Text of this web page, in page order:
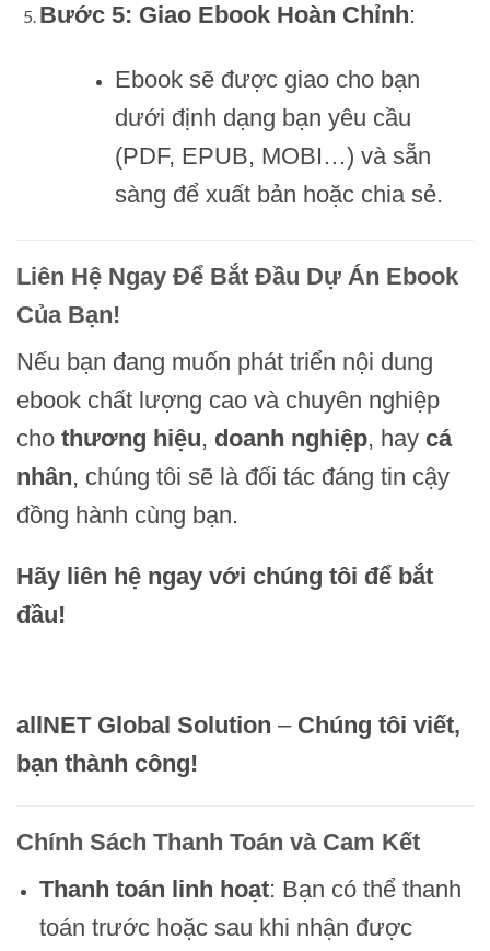
Bước 5: Giao Ebook Hoàn Chỉnh:
Ebook sẽ được giao cho bạn
dưới định dạng bạn yêu cầu
(PDF, EPUB, MOBI…) và sẵn
sàng để xuất bản hoặc chia sẻ.
Liên Hệ Ngay Để Bắt Đầu Dự Án Ebook
Của Bạn!
Nếu bạn đang muốn phát triển nội dung
ebook chất lượng cao và chuyên nghiệp
cho thương hiệu, doanh nghiệp, hay cá
nhân, chúng tôi sẽ là đối tác đáng tin cậy
đồng hành cùng bạn.
Hãy liên hệ ngay với chúng tôi để bắt
đầu!
allNET Global Solution – Chúng tôi viết,
bạn thành công!
Chính Sách Thanh Toán và Cam Kết
Thanh toán linh hoạt: Bạn có thể thanh
toán trước hoặc sau khi nhận được